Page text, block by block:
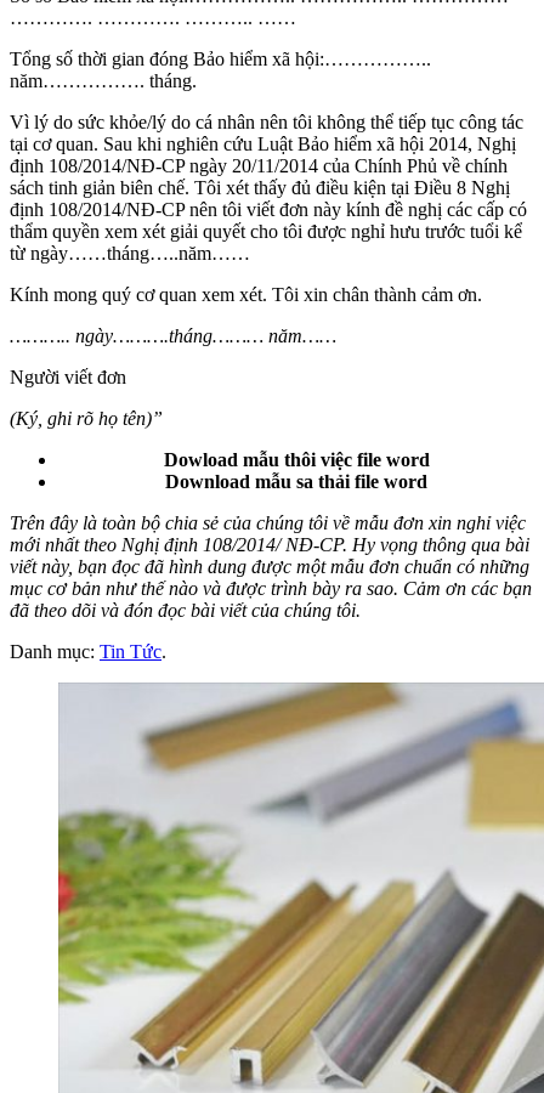
…………. …………. ……….. ……
Tổng số thời gian đóng Bảo hiểm xã hội:……………..
năm……………. tháng.
Vì lý do sức khỏe/lý do cá nhân nên tôi không thể tiếp tục công tác
tại cơ quan. Sau khi nghiên cứu Luật Bảo hiểm xã hội 2014, Nghị
định 108/2014/NĐ-CP ngày 20/11/2014 của Chính Phủ về chính
sách tinh giản biên chế. Tôi xét thấy đủ điều kiện tại Điều 8 Nghị
định 108/2014/NĐ-CP nên tôi viết đơn này kính đề nghị các cấp có
thẩm quyền xem xét giải quyết cho tôi được nghỉ hưu trước tuổi kể
từ ngày……tháng…..năm……
Kính mong quý cơ quan xem xét. Tôi xin chân thành cảm ơn.
……….. ngày……….tháng……… năm……
Người viết đơn
(Ký, ghi rõ họ tên)”
Dowload mẫu thôi việc file word
Download mẫu sa thải file word
Trên đây là toàn bộ chia sẻ của chúng tôi về mẫu đơn xin nghỉ việc
mới nhất theo Nghị định 108/2014/ NĐ-CP. Hy vọng thông qua bài
viết này, bạn đọc đã hình dung được một mẫu đơn chuẩn có những
mục cơ bản như thế nào và được trình bày ra sao. Cảm ơn các bạn
đã theo dõi và đón đọc bài viết của chúng tôi.
Danh mục: Tin Tức.